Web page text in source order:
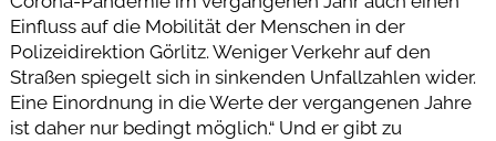
Einfluss auf die Mobilität der Menschen in der
Polizeidirektion Görlitz. Weniger Verkehr auf den
Straßen spiegelt sich in sinkenden Unfallzahlen wider.
Eine Einordnung in die Werte der vergangenen Jahre
ist daher nur bedingt möglich.“ Und er gibt zu